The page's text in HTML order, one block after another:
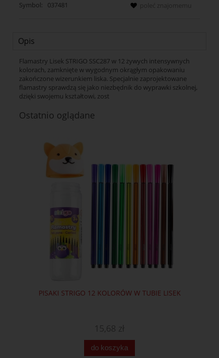
Symbol:
037481
Opis
Flamastry Lisek STRIGO SSC287 w 12 żywych intensywnych
kolorach, zamknięte w wygodnym okrągłym opakowaniu
zakończone wizerunkiem liska. Specjalnie zaprojektowane
flamastry sprawdzą się jako niezbędnik do wyprawki szkolnej,
dzięki swojemu kształtowi, zost
Ostatnio oglądane
PISAKI STRIGO 12 KOLORÓW W TUBIE LISEK
do koszyka